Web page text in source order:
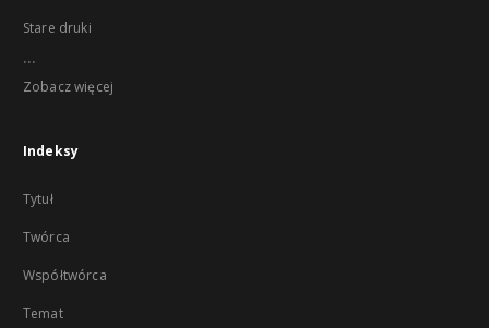
Stare druki
...
Zobacz więcej
Indeksy
Tytuł
Twórca
Współtwórca
Temat